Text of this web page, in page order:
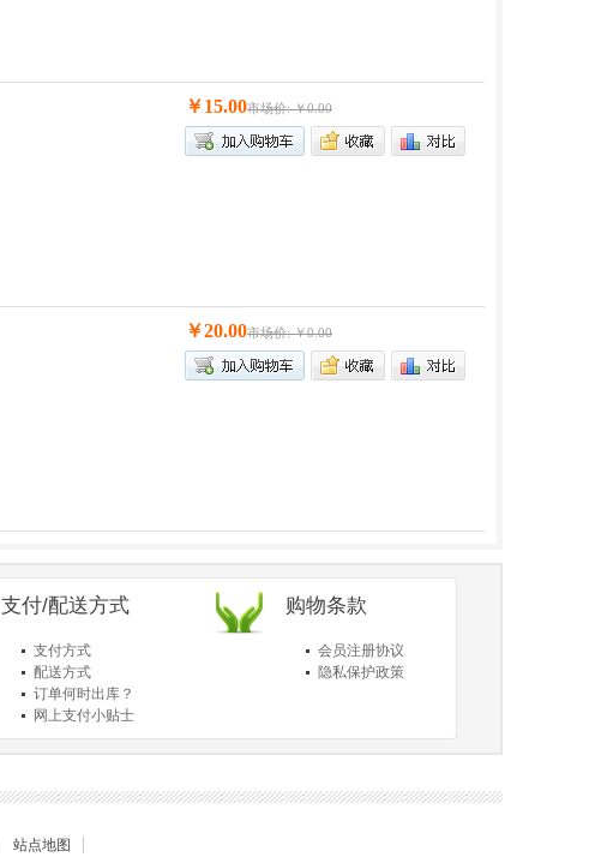
￥15.00市场价: ￥0.00
￥20.00市场价: ￥0.00
支付/配送方式
支付方式
配送方式
订单何时出库？
网上支付小贴士
关于送货和验货
购物条款
会员注册协议
隐私保护政策
站点地图